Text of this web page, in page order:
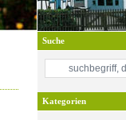
Suche
Kategorien